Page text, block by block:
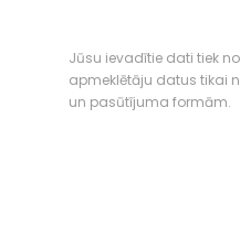
Jūsu ievadītie dati tiek
apmeklētāju datus tikai
un pasūtījuma formām.